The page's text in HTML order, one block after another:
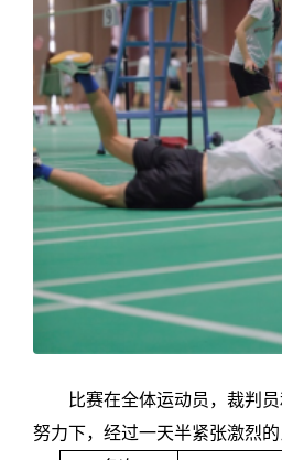
比赛在全体运动员，裁判
努力下，经过一天半紧张激烈的